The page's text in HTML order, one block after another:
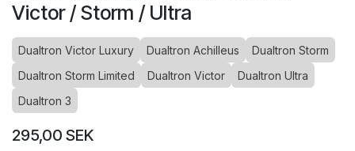
Victor / Storm / Ultra
Dualtron Victor Luxury Dualtron Achilleus
Dualtron Storm
Dualtron Storm Limited
Dualtron Victor
Dualtron Ultra
Dualtron 3
295,00 SEK